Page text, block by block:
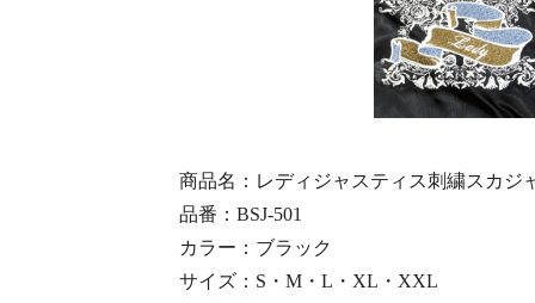
商品名：レディジャスティス刺繍スカジ
品番：BSJ-501
カラー：ブラック
サイズ：S・M・L・XL・XXL